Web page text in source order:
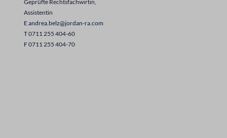
Geprüfte Rechtsfachwirtin,
Assistentin
Eandrea.belz@jordan-ra.com
T 0711 255 404-60
F 0711 255 404-70